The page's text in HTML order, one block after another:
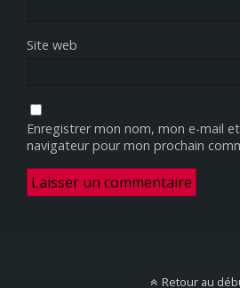
Site web
Enregistrer mon nom, mon e-mail
navigateur pour mon prochain
Retour au